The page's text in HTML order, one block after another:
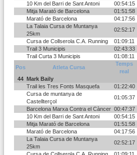
10 Km del Barri de Sant Antoni
00:54:15
Mitja Marató de Barcelona
01:51:58
Marató de Barcelona
04:17:56
La Talaia Cursa de Muntanya
25km
02:52:17
Cursa de Collserola C.A. Running
01:09:11
Trail 3 Municipis
02:43:33
Trail Curta 3 Municipis
01:08:11
Pos
Atleta Cursa
Temps
real
44 Mark Baily
Trail les Tres Fonts Masquefa
01:22:40
Cursa de muntanya de
Castellterçol
01:05:37
Barcelona Marxa Contra el Càncer 00:47:37
10 Km del Barri de Sant Antoni
00:54:15
Mitja Marató de Barcelona
01:51:58
Marató de Barcelona
04:17:56
La Talaia Cursa de Muntanya
25km
02:52:17